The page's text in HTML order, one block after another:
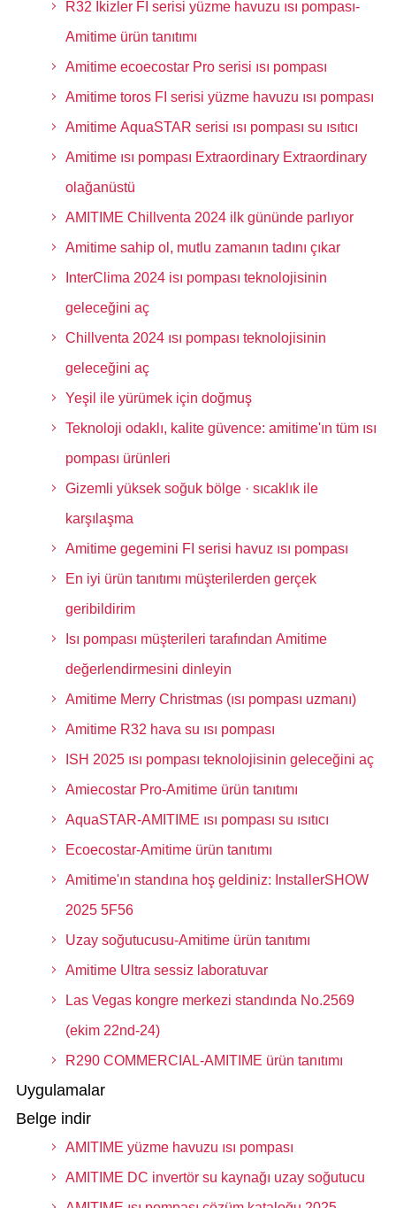
R32 İkizler FI serisi yüzme havuzu ısı pompası-
Amitime ürün tanıtımı
Amitime ecoecostar Pro serisi ısı pompası
Amitime toros FI serisi yüzme havuzu ısı pompası
Amitime AquaSTAR serisi ısı pompası su ısıtıcı
Amitime ısı pompası Extraordinary Extraordinary
olağanüstü
AMITIME Chillventa 2024 ilk gününde parlıyor
Amitime sahip ol, mutlu zamanın tadını çıkar
InterClima 2024 isı pompası teknolojisinin
geleceğini aç
Chillventa 2024 ısı pompası teknolojisinin
geleceğini aç
Yeşil ile yürümek için doğmuş
Teknoloji odaklı, kalite güvence: amitime'ın tüm ısı
pompası ürünleri
Gizemli yüksek soğuk bölge · sıcaklık ile
karşılaşma
Amitime gegemini FI serisi havuz ısı pompası
En iyi ürün tanıtımı müşterilerden gerçek
geribildirim
Isı pompası müşterileri tarafından Amitime
değerlendirmesini dinleyin
Amitime Merry Christmas (ısı pompası uzmanı)
Amitime R32 hava su ısı pompası
ISH 2025 ısı pompası teknolojisinin geleceğini aç
Amiecostar Pro-Amitime ürün tanıtımı
AquaSTAR-AMITIME ısı pompası su ısıtıcı
Ecoecostar-Amitime ürün tanıtımı
Amitime'ın standına hoş geldiniz: InstallerSHOW
2025 5F56
Uzay soğutucusu-Amitime ürün tanıtımı
Amitime Ultra sessiz laboratuvar
Las Vegas kongre merkezi standında No.2569
(ekim 22nd-24)
R290 COMMERCIAL-AMITIME ürün tanıtımı
Uygulamalar
Belge indir
AMITIME yüzme havuzu ısı pompası
AMITIME DC invertör su kaynağı uzay soğutucu